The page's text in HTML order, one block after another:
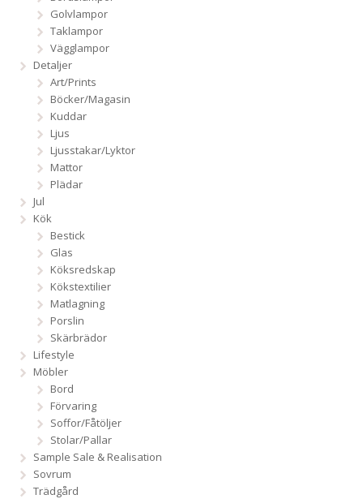
Golvlampor
Taklampor
Vägglampor
Detaljer
Art/Prints
Böcker/Magasin
Kuddar
Ljus
Ljusstakar/Lyktor
Mattor
Plädar
Jul
Kök
Bestick
Glas
Köksredskap
Kökstextilier
Matlagning
Porslin
Skärbrädor
Lifestyle
Möbler
Bord
Förvaring
Soffor/Fåtöljer
Stolar/Pallar
Sample Sale & Realisation
Sovrum
Trädgård